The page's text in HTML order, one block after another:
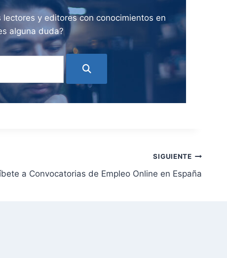
y editores con conocimientos en
alguna duda?
SIGUIENTE
a Convocatorias de Empleo Online en España